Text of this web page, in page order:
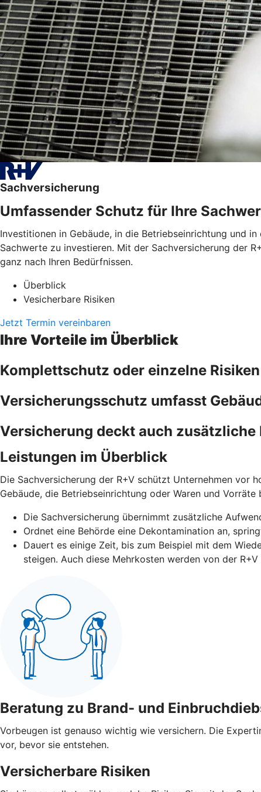
Sachversicherung
Umfassender Schutz für Ihre
Investitionen in Gebäude, in die Betriebseinrichtung und
Sachwerte zu investieren. Mit der Sachversicherung der
ganz nach Ihren Bedürfnissen.
Überblick
Vesicherbare Risiken
Jetzt Termin vereinbaren
Ihre Vorteile im Überblick
Komplettschutz oder einzelne
Versicherungsschutz umfasst
Versicherung deckt auch
Leistungen im Überblick
Die Sachversicherung der R+V schützt Unternehmen vor
Gebäude, die Betriebseinrichtung oder Waren und
Die Sachversicherung übernimmt zusätzliche
Ordnet eine Behörde eine Dekontamination an,
Dauert es einige Zeit, bis zum Beispiel mit dem
steigen. Auch diese Mehrkosten werden von der R+V
Beratung zu Brand- und
Vorbeugen ist genauso wichtig wie versichern. Die
vor, bevor sie entstehen.
Versicherbare Risiken